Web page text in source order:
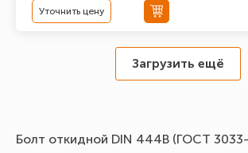
Уточнить цену
Загрузить ещё
Болт откидной DIN 444В (ГОСТ